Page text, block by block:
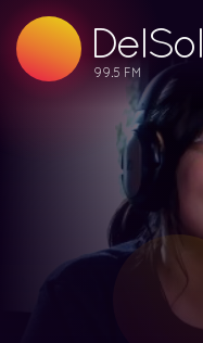
DelSol
99.5 FM
99.5 FM
99.5 FM